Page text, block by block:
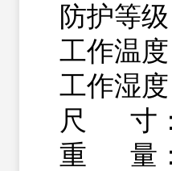
防护等
工作温
工作湿
尺 寸
重 量